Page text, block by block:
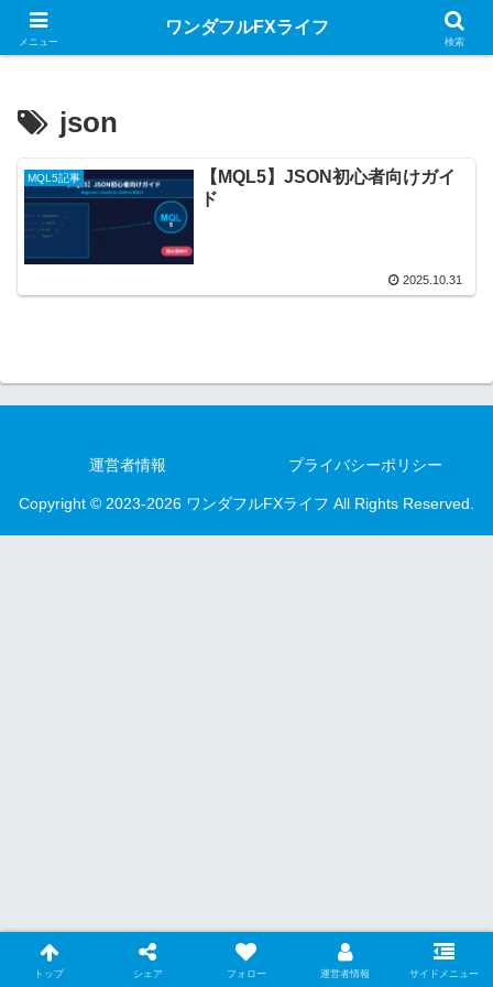
MQL言語のお役立ちサイト
json
MQL5記事
【MQL5】JSON初心者向けガイ
ド
2025.10.31
運営者情報 プライバシーポリシー
Copyright © 2023-2026 ワンダフルFXライフ All Rights Reserved.
メニュー
ワンダフルFXライフ
検索
トップ シェア フォロー 運営者情報 サイドメニュー